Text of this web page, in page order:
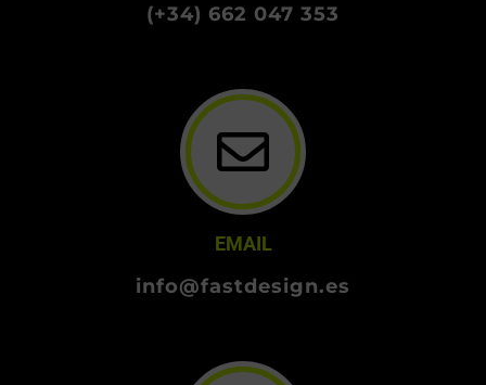
(+34) 662 047 353
EMAIL
info@fastdesign.es